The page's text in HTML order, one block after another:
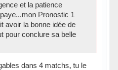
et la patience
Pronostic 1
avoir la bonne idée de
pour conclure sa belle
dans 4 matchs, tu le